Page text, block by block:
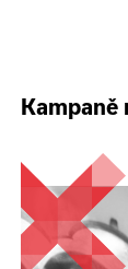
Kampaně